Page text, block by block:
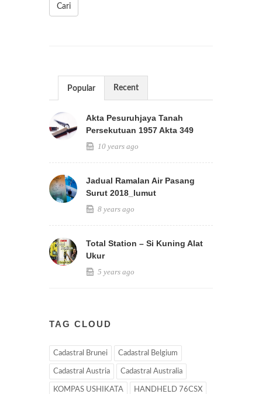
Cari
Popular Recent
Akta Pesuruhjaya Tanah
Persekutuan 1957 Akta 349
10 years ago
Jadual Ramalan Air Pasang
Surut 2018_lumut
8 years ago
Total Station – Si Kuning Alat
Ukur
5 years ago
TAG CLOUD
Cadastral Brunei Cadastral Belgium
Cadastral Austria Cadastral Australia
KOMPAS USHIKATA HANDHELD 76CSX